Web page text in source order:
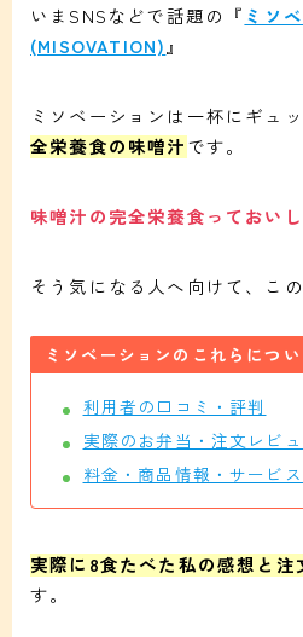
いまSNSなどで話題の『 ミソ
(MISOVATION) 』
ミソベーションは一杯にギュ
全栄養食の味噌汁です。
味噌汁の完全栄養食っておい
そう気になる人へ向けて、こ
ミソベーションのこれらにつ
利用者の口コミ・評判
実際のお弁当・注文レビ
料金・商品情報・サービ
実際に8食たべた私の感想と注
す。